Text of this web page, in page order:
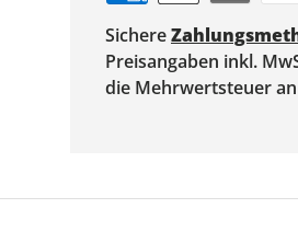
Sichere
Preisangaben inkl.
die Mehrwertsteuer